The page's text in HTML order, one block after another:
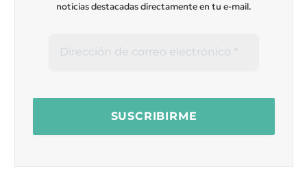
noticias destacadas directamente en tu e-mail.